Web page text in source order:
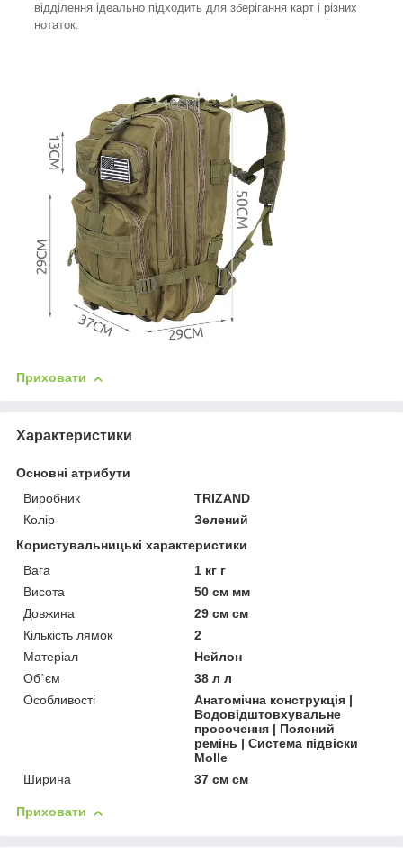
відділення ідеально підходить для зберігання карт і різних
нотаток.
Приховати
Характеристики
Основні атрибути
Виробник
TRIZAND
Колір
Зелений
Користувальницькі характеристики
Вага
1 кг г
Висота
50 см мм
Довжина
29 см см
Кількість лямок
2
Матеріал
Нейлон
Об`єм
38 л л
Особливості
Анатомічна конструкція |
Водовідштовхувальне
просочення | Поясний
ремінь | Система підвіски
Molle
Ширина
37 см см
Приховати